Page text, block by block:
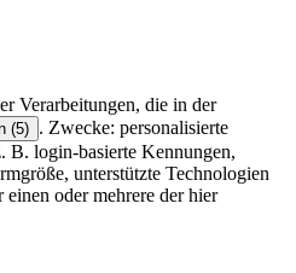
Verarbeitungen, die in der
(5) . Zwecke: personalisierte
B. login-basierte Kennungen,
unterstützte Technologien
oder mehrere der hier